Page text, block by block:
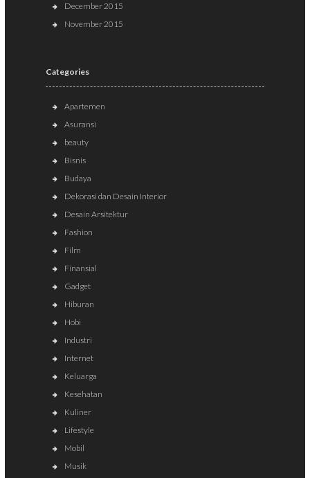
December 2015
November 2015
Categories
Apartemen
Asuransi
beauty
Bisnis
Budaya
Dekorasi dan Desain Interior
Desain Arsitektur
Fashion
Film
Finansial
Gadget
Hiburan
Hobi
Industri
Internet
Keluarga
Kesehatan
Kuliner
Lifestyle
Mobil
Musik